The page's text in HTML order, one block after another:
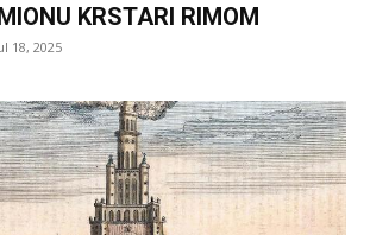
KRSTARI RIMOM
18, 2025